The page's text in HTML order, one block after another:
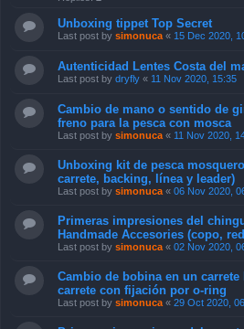
Unboxing tippet Top Secret
Last post by simonuca « 15 Dec 2020,
Autenticidad Lentes Costa del
Last post by dryfly « 11 Nov 2020, 15:35
Cambio de mano o sentido de
freno para la pesca con mosca
Last post by simonuca « 11 Nov 2020,
Unboxing kit de pesca
carrete, backing, línea y leader)
Last post by simonuca « 06 Nov 2020,
Primeras impresiones del
Handmade Accesories (copo,
Last post by simonuca « 02 Nov 2020,
Cambio de bobina en un
carrete con fijación por o-ring
Last post by simonuca « 29 Oct 2020,